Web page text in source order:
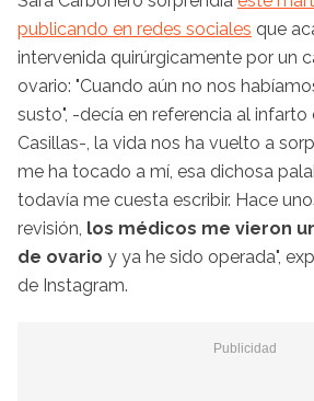
publicando en redes sociales que
intervenida quirúrgicamente por un
ovario: "Cuando aún no nos
susto", -decía en referencia al infarto
Casillas-, la vida nos ha vuelto a
me ha tocado a mí, esa dichosa
todavía me cuesta escribir. Hace
revisión, los médicos me vieron
de ovario y ya he sido operada",
de Instagram.